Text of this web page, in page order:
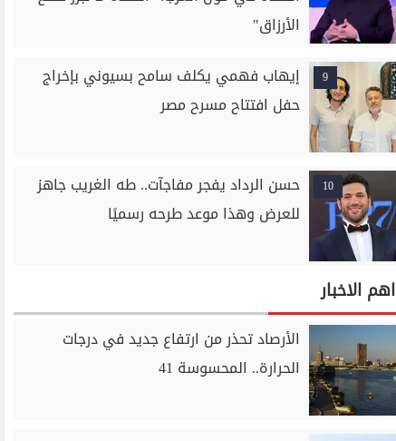
الأرزاق"
9
إيهاب فهمي يكلف سامح بسيوني بإخراج
حفل افتتاح مسرح مصر
10
حسن الرداد يفجر مفاجآت.. طه الغريب جاهز
للعرض وهذا موعد طرحه رسميًا
اهم الاخبار
الأرصاد تحذر من ارتفاع جديد في درجات
الحرارة.. المحسوسة 41